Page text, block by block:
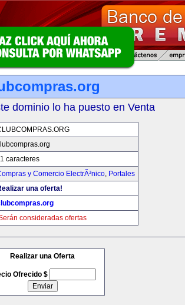
dominio lo ha puesto en Venta
caracteres
y Comercio ElectrÃ³nico, Portales
una oferta!
consideradas ofertas
Realizar una Oferta
Ofrecido $